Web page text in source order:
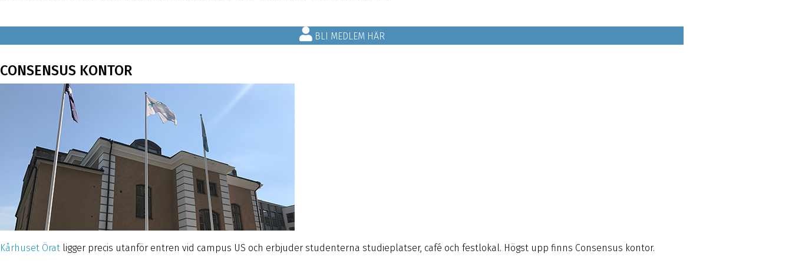
BLI MEDLEM HÄR
CONSENSUS KONTOR
Kårhuset Örat ligger precis utanför entren vid campus US och erbjuder studenterna studieplatser, café och festlokal. Högst upp finns Consensus kontor.